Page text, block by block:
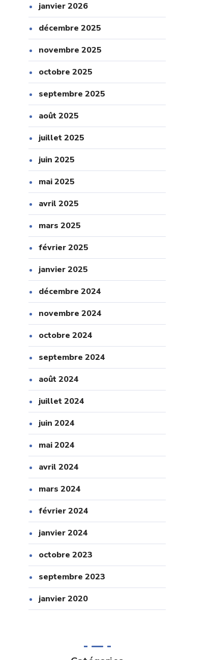
janvier 2026
décembre 2025
novembre 2025
octobre 2025
septembre 2025
août 2025
juillet 2025
juin 2025
mai 2025
avril 2025
mars 2025
février 2025
janvier 2025
décembre 2024
novembre 2024
octobre 2024
septembre 2024
août 2024
juillet 2024
juin 2024
mai 2024
avril 2024
mars 2024
février 2024
janvier 2024
octobre 2023
septembre 2023
janvier 2020